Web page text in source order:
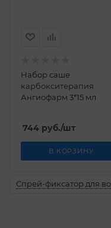
Набор саше
карбокситерапия
Ангиофарм 3*15 мл
744 руб./шт
В КОРЗИНУ
Спрей-фиксатор для